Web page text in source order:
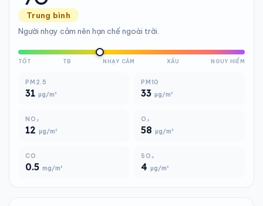
Trung bình
Người nhạy cảm nên hạn chế ngoài trời.
TỐT TB NHẠY CẢM XẤU NGUY HIỂM
PM2.5
31 µg/m³
PM10
33 µg/m³
NO₂
12 µg/m³
O₃
58 µg/m³
CO
0.5 mg/m³
SO₂
4 µg/m³